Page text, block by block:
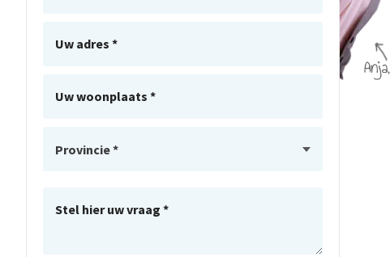
Uw adres *
Uw woonplaats *
Uw ander provincie *
Stel hier uw vraag *